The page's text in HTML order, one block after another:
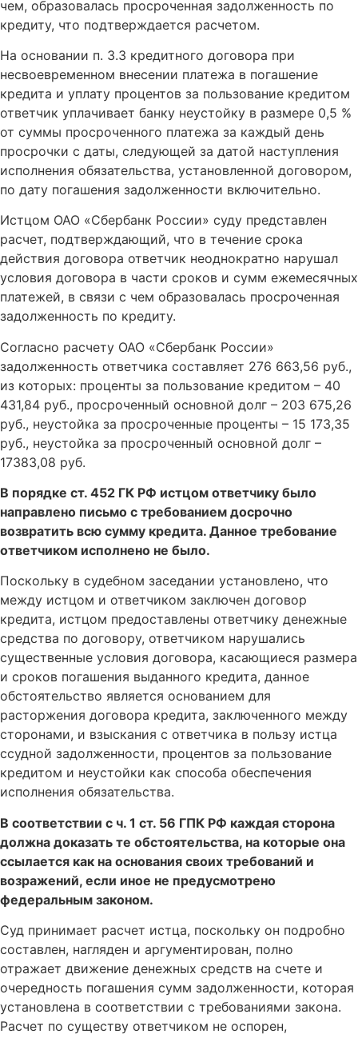
чем, образовалась просроченная задолженность по
кредиту, что подтверждается расчетом.
На основании п. 3.3 кредитного договора при
несвоевременном внесении платежа в погашение
кредита и уплату процентов за пользование кредитом
ответчик уплачивает банку неустойку в размере 0,5 %
от суммы просроченного платежа за каждый день
просрочки с даты, следующей за датой наступления
исполнения обязательства, установленной договором,
по дату погашения задолженности включительно.
Истцом ОАО «Сбербанк России» суду представлен
расчет, подтверждающий, что в течение срока
действия договора ответчик неоднократно нарушал
условия договора в части сроков и сумм ежемесячных
платежей, в связи с чем образовалась просроченная
задолженность по кредиту.
Согласно расчету ОАО «Сбербанк России»
задолженность ответчика составляет 276 663,56 руб.,
из которых: проценты за пользование кредитом – 40
431,84 руб., просроченный основной долг – 203 675,26
руб., неустойка за просроченные проценты – 15 173,35
руб., неустойка за просроченный основной долг –
17383,08 руб.
В порядке ст. 452 ГК РФ истцом ответчику было
направлено письмо с требованием досрочно
возвратить всю сумму кредита. Данное требование
ответчиком исполнено не было.
Поскольку в судебном заседании установлено, что
между истцом и ответчиком заключен договор
кредита, истцом предоставлены ответчику денежные
средства по договору, ответчиком нарушались
существенные условия договора, касающиеся размера
и сроков погашения выданного кредита, данное
обстоятельство является основанием для
расторжения договора кредита, заключенного между
сторонами, и взыскания с ответчика в пользу истца
ссудной задолженности, процентов за пользование
кредитом и неустойки как способа обеспечения
исполнения обязательства.
В соответствии с ч. 1 ст. 56 ГПК РФ каждая сторона
должна доказать те обстоятельства, на которые она
ссылается как на основания своих требований и
возражений, если иное не предусмотрено
федеральным законом.
Суд принимает расчет истца, поскольку он подробно
составлен, нагляден и аргументирован, полно
отражает движение денежных средств на счете и
очередность погашения сумм задолженности, которая
установлена в соответствии с требованиями закона.
Расчет по существу ответчиком не оспорен,